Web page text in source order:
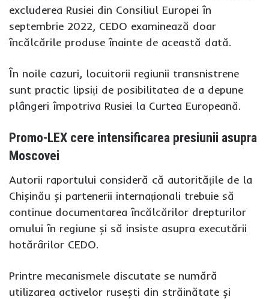
excluderea Rusiei din Consiliul Europei în
septembrie 2022, CEDO examinează doar
încălcările produse înainte de această dată.
În noile cazuri, locuitorii regiunii transnistrene
sunt practic lipsiți de posibilitatea de a depune
plângeri împotriva Rusiei la Curtea Europeană.
Promo-LEX cere intensificarea presiunii asupra
Moscovei
Autorii raportului consideră că autoritățile de la
Chișinău și partenerii internaționali trebuie să
continue documentarea încălcărilor drepturilor
omului în regiune și să insiste asupra executării
hotărârilor CEDO.
Printre mecanismele discutate se numără
utilizarea activelor rusești din străinătate și